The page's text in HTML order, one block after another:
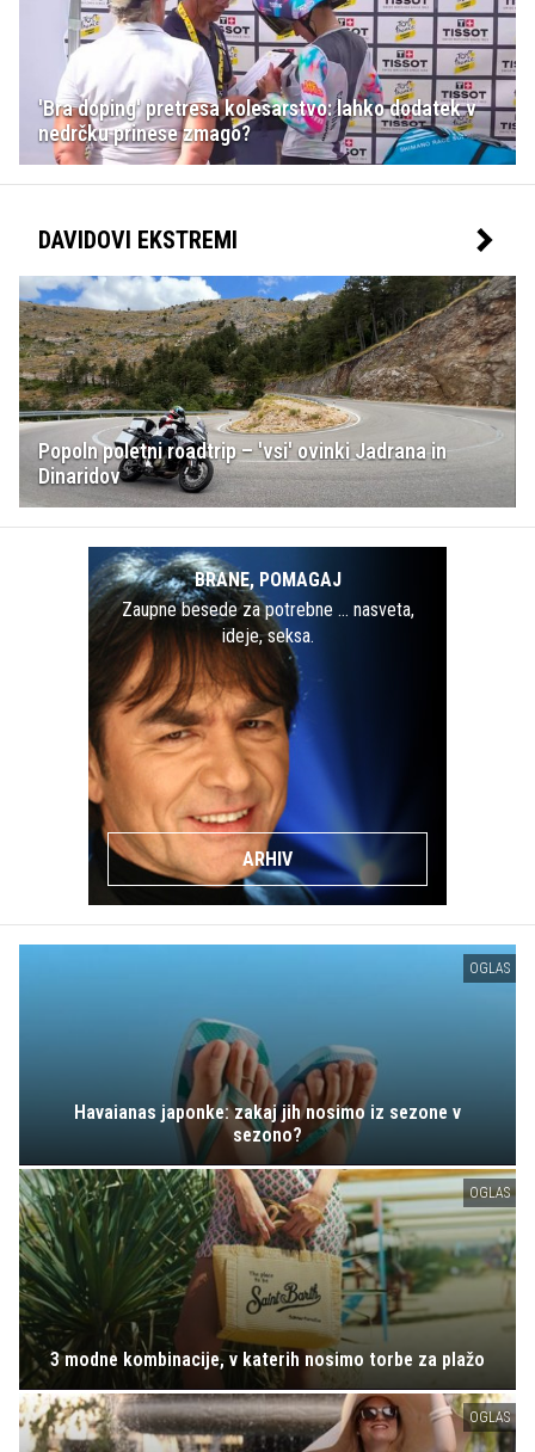
'Bra doping' pretresa kolesarstvo: lahko dodatek v
nedrčku prinese zmago?
DAVIDOVI EKSTREMI
Popoln poletni roadtrip – 'vsi' ovinki Jadrana in
Dinaridov
BRANE, POMAGAJ
Zaupne besede za potrebne … nasveta,
ideje, seksa.
ARHIV
OGLAS
Havaianas japonke: zakaj jih nosimo iz sezone v
sezono?
OGLAS
3 modne kombinacije, v katerih nosimo torbe za plažo
OGLAS